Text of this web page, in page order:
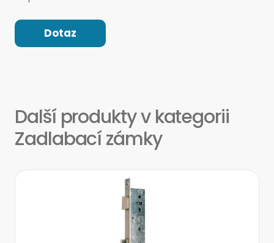
Dotaz
Další produkty v kategorii
Zadlabací zámky